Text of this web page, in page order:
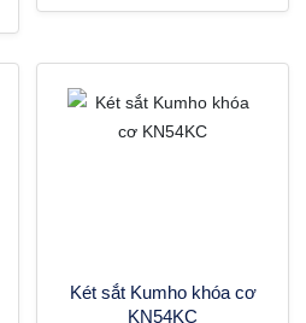
Két sắt Kumho khóa cơ
KN54KC